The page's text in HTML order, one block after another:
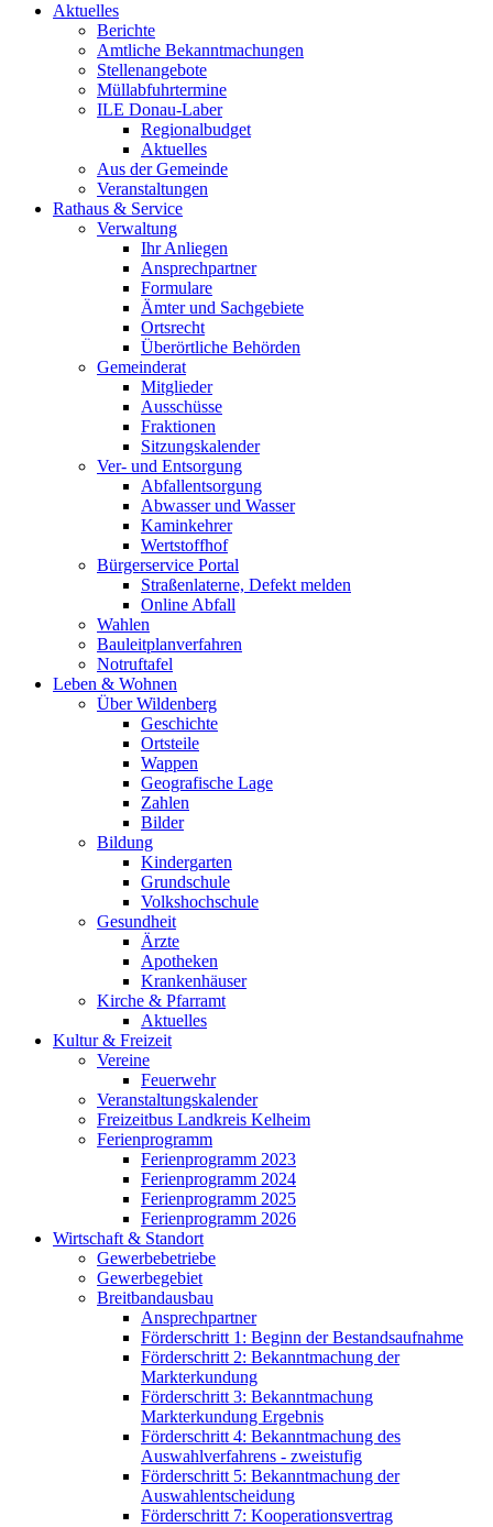
Aktuelles
Berichte
Amtliche Bekanntmachungen
Stellenangebote
Müllabfuhrtermine
ILE Donau-Laber
Regionalbudget
Aktuelles
Aus der Gemeinde
Veranstaltungen
Rathaus & Service
Verwaltung
Ihr Anliegen
Ansprechpartner
Formulare
Ämter und Sachgebiete
Ortsrecht
Überörtliche Behörden
Gemeinderat
Mitglieder
Ausschüsse
Fraktionen
Sitzungskalender
Ver- und Entsorgung
Abfallentsorgung
Abwasser und Wasser
Kaminkehrer
Wertstoffhof
Bürgerservice Portal
Straßenlaterne, Defekt melden
Online Abfall
Wahlen
Bauleitplanverfahren
Notruftafel
Leben & Wohnen
Über Wildenberg
Geschichte
Ortsteile
Wappen
Geografische Lage
Zahlen
Bilder
Bildung
Kindergarten
Grundschule
Volkshochschule
Gesundheit
Ärzte
Apotheken
Krankenhäuser
Kirche & Pfarramt
Aktuelles
Kultur & Freizeit
Vereine
Feuerwehr
Veranstaltungskalender
Freizeitbus Landkreis Kelheim
Ferienprogramm
Ferienprogramm 2023
Ferienprogramm 2024
Ferienprogramm 2025
Ferienprogramm 2026
Wirtschaft & Standort
Gewerbebetriebe
Gewerbegebiet
Breitbandausbau
Ansprechpartner
Förderschritt 1: Beginn der Bestandsaufnahme
Förderschritt 2: Bekanntmachung der
Markterkundung
Förderschritt 3: Bekanntmachung
Markterkundung Ergebnis
Förderschritt 4: Bekanntmachung des
Auswahlverfahrens - zweistufig
Förderschritt 5: Bekanntmachung der
Auswahlentscheidung
Förderschritt 7: Kooperationsvertrag